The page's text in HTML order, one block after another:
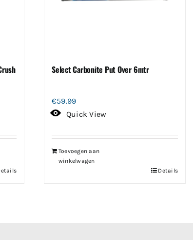
Select Carbonite Put Over 6mtr
€59.99
Quick View
Toevoegen aan
winkelwagen
Details